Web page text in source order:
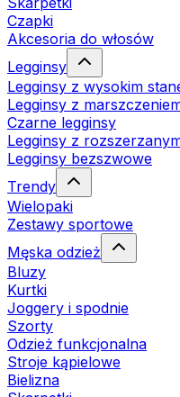
Czapki
Akcesoria do włosów
Legginsy
Legginsy z wysokim
Legginsy z
Czarne legginsy
Legginsy z
Legginsy bezszwowe
Trendy
Wielopaki
Zestawy sportowe
Męska odzież
Bluzy
Kurtki
Joggery i spodnie
Szorty
Odzież funkcjonalna
Stroje kąpielowe
Bielizna